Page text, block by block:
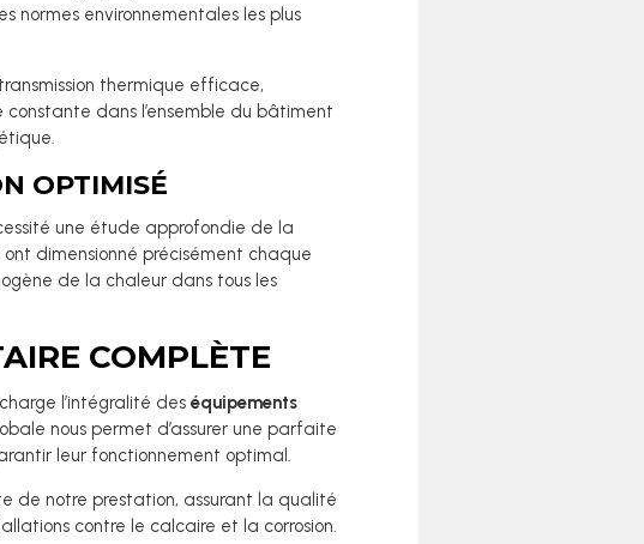
normes environnementales les plus
thermique efficace,
dans l’ensemble du bâtiment
OPTIMISÉ
une étude approfondie de la
dimensionné précisément chaque
de la chaleur dans tous les
COMPLÈTE
l’intégralité deséquipements
nous permet d’assurer une parfaite
leur fonctionnement optimal.
de notre prestation, assurant la qualité
contre le calcaire et la corrosion.